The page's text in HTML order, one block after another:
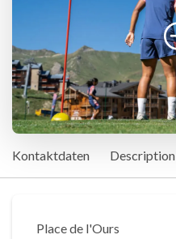
Kontaktdaten Description
Place de l'Ours